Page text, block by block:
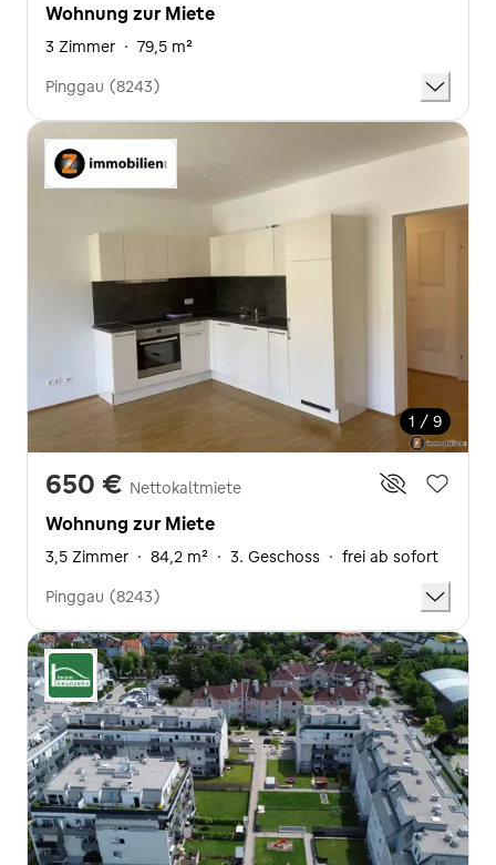
Wohnung zur Miete
3 Zimmer · 79,5 m²
Pinggau (8243)
1 / 9
650 € Nettokaltmiete
Wohnung zur Miete
3,5 Zimmer · 84,2 m² · 3. Geschoss · frei ab sofort
Pinggau (8243)